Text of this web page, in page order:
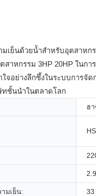
เย็นด้วยน้ำสำหรับอุตสาห
สาหกรรม 3HP 20HP ใน
ใจอย่างลึกซึ้งในระบบการ
ทชั้นนำในตลาดโลก
ฮ
มเย็น: